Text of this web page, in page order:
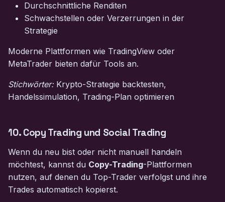
Durchschnittliche Renditen
Schwachstellen oder Verzerrungen in der
Strategie
Moderne Plattformen wie TradingView oder
MetaTrader bieten dafür Tools an.
Stichwörter:Krypto-Strategie backtesten,
Handelssimulation, Trading-Plan optimieren
10. Copy Trading und Social Trading
Wenn du neu bist oder nicht manuell handeln
möchtest, kannst du Copy-Trading-Plattformen
nutzen, auf denen du Top-Trader verfolgst und ihre
Trades automatisch kopierst.